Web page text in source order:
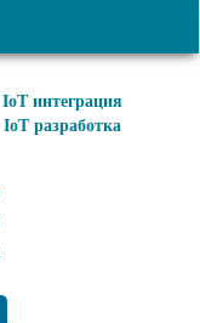
IoT интеграция
IoT разработка